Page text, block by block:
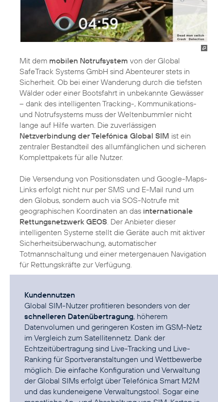
Mit dem mobilen Notrufsystem von der Global
SafeTrack Systems GmbH sind Abenteurer stets in
Sicherheit. Ob bei einer Wanderung durch die tiefsten
Wälder oder einer Bootsfahrt in unbekannte Gewässer
– dank des intelligenten Tracking-, Kommunikations-
und Notrufsystems muss der Weltenbummler nicht
lange auf Hilfe warten. Die zuverlässigen
Netzverbindung der Telefónica Global SIM ist ein
zentraler Bestandteil des allumfänglichen und sicheren
Komplettpakets für alle Nutzer.
Die Versendung von Positionsdaten und Google-Maps-
Links erfolgt nicht nur per SMS und E-Mail rund um
den Globus, sondern auch via SOS-Notrufe mit
geographischen Koordinaten an das internationale
Rettungsnetzwerk GEOS . Der Anbieter dieser
intelligenten Systeme stellt die Geräte auch mit aktiver
Sicherheitsüberwachung, automatischer
Totmannschaltung und einer metergenauen Navigation
für Rettungskräfte zur Verfügung.
Kundennutzen
Global SIM-Nutzer profitieren besonders von der
schnelleren Datenübertragung, höherem
Datenvolumen und geringeren Kosten im GSM-Netz
im Vergleich zum Satellitennetz. Dank der
Echtzeitübertragung sind Live-Tracking und Live-
Ranking für Sportveranstaltungen und Wettbewerbe
möglich. Die einfache Konfiguration und Verwaltung
der Global SIMs erfolgt über Telefónica Smart M2M
und das kundeneigene Verwaltungstool. Sogar eine